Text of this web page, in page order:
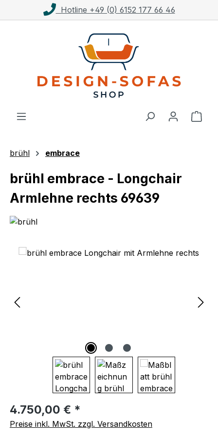
Zum Hauptinhalt springenKostenloser Versand ab 1.000€**
brühl embrace
brühl embrace - Longchair
Armlehne rechts 69639
Bildergalerie überspringen
Regulärer Preis:
4.750,00 € *
Preise inkl. MwSt. zzgl. Versandkosten